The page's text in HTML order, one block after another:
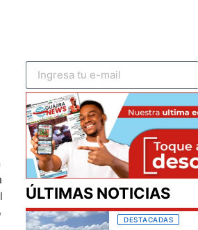
ÚLTIMAS NOTICIAS
DESTACADAS